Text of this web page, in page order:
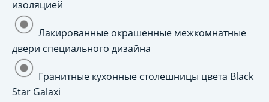
изоляцией
Лакированные окрашенные межкомнатные
двери специального дизайна
Гранитные кухонные столешницы цвета Black
Star Galaxi